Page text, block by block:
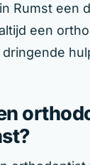
Rumst een
een